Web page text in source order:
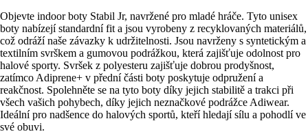
Objevte indoor boty Stabil Jr, navržené pro mladé hráče. Tyto unisex
boty nabízejí standardní fit a jsou vyrobeny z recyklovaných materiálů,
což odráží naše závazky k udržitelnosti. Jsou navrženy s syntetickým a
textilním svrškem a gumovou podrážkou, která zajišťuje odolnost pro
halové sporty. Svršek z polyesteru zajišťuje dobrou prodyšnost,
zatímco Adiprene+ v přední části boty poskytuje odpružení a
reakčnost. Spolehněte se na tyto boty díky jejich stabilitě a trakci při
všech vašich pohybech, díky jejich neznačkové podrážce Adiwear.
Ideální pro nadšence do halových sportů, kteří hledají sílu a pohodlí ve
své obuvi.